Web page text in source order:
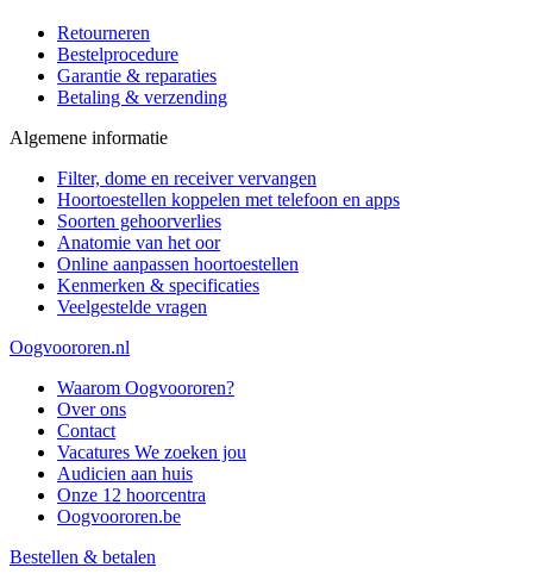
Retourneren
Bestelprocedure
Garantie & reparaties
Betaling & verzending
Algemene informatie
Filter, dome en receiver vervangen
Hoortoestellen koppelen met telefoon en apps
Soorten gehoorverlies
Anatomie van het oor
Online aanpassen hoortoestellen
Kenmerken & specificaties
Veelgestelde vragen
Oogvoororen.nl
Waarom Oogvoororen?
Over ons
Contact
Vacatures We zoeken jou
Audicien aan huis
Onze 12 hoorcentra
Oogvoororen.be
Bestellen & betalen